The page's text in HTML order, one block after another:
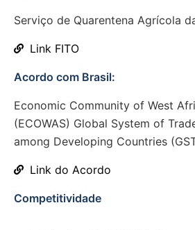
Serviço de Quarentena Agrícola
Link FITO
Acordo com Brasil:
Economic Community of West
(ECOWAS) Global System of
among Developing Countries
Link do Acordo
Competitividade